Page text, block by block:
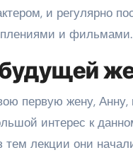
и регулярно
и фильмами.
первую жену,
интерес к
лекции они